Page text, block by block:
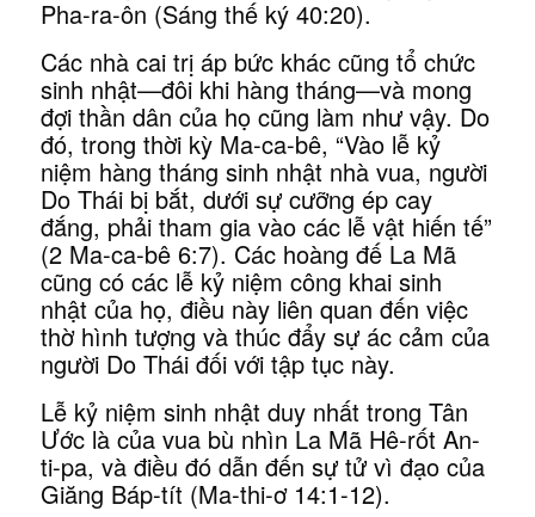
Pha-ra-ôn (Sáng thế ký 40:20).
Các nhà cai trị áp bức khác cũng tổ chức
sinh nhật—đôi khi hàng tháng—và mong
đợi thần dân của họ cũng làm như vậy. Do
đó, trong thời kỳ Ma-ca-bê, “Vào lễ kỷ
niệm hàng tháng sinh nhật nhà vua, người
Do Thái bị bắt, dưới sự cưỡng ép cay
đắng, phải tham gia vào các lễ vật hiến tế”
(2 Ma-ca-bê 6:7). Các hoàng đế La Mã
cũng có các lễ kỷ niệm công khai sinh
nhật của họ, điều này liên quan đến việc
thờ hình tượng và thúc đẩy sự ác cảm của
người Do Thái đối với tập tục này.
Lễ kỷ niệm sinh nhật duy nhất trong Tân
Ước là của vua bù nhìn La Mã Hê-rốt An-
ti-pa, và điều đó dẫn đến sự tử vì đạo của
Giăng Báp-tít (Ma-thi-ơ 14:1-12).